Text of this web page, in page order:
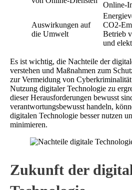
Online-
Auswirkungen auf
die Umwelt
CO2-
Betrieb
und
Es ist wichtig, die Nachteile der
verstehen und Maßnahmen zum
zur Vermeidung von
Nutzung digitaler Technologie zu
dieser Herausforderungen bewusst
verantwortungsbewusst handeln,
digitalen Technologie besser nutzen
minimieren.
Zukunft der